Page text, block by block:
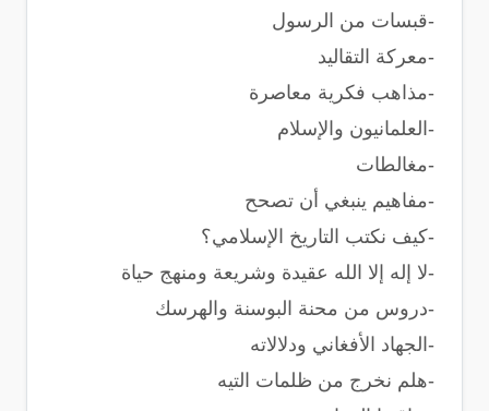
-قبسات من الرسول
-معركة التقاليد
-مذاهب فكرية معاصرة
-العلمانيون والإسلام
-مغالطات
-مفاهيم ينبغي أن تصحح
-كيف نكتب التاريخ الإسلامي؟
-لا إله إلا الله عقيدة وشريعة ومنهج حياة
-دروس من محنة البوسنة والهرسك
-الجهاد الأفغاني ودلالاته
-هلم نخرج من ظلمات التيه